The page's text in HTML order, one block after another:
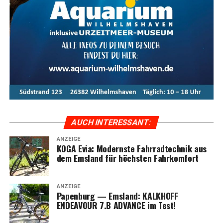
Com­fort: Wei­ter­ent­wi­ckel­ter Wave-Rah­men ohne
Ober­rohr für eine beson­ders auf­rech­te und beque­
me Sitz­po­si­ti­on auf lan­gen Trekking-Touren.
AUCH INTER­ES­SANT:
ANZEIGE
KOGA Evia: Moderns­te Fahr­rad­tech­nik aus
dem Ems­land für höchs­ten Fahrkomfort
ANZEIGE
Papen­burg — Ems­land: KALKHOFF
ENDEAVOUR 7.B ADVANCE im Test!